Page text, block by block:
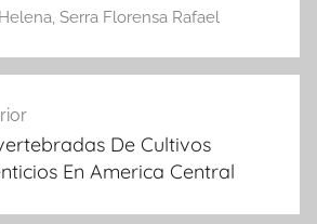
Serra Florensa Rafael
De Cultivos
En America Central